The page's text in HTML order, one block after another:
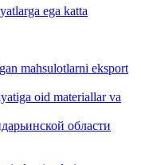
ega katta
mahsulotlarni eksport
oid materiallar va
области